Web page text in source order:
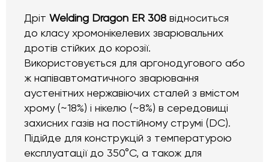
Дріт Welding Dragon ER 308 відноситься
до класу хромонікелевих зварювальних
дротів стійких до корозії.
Використовується для аргонодугового або
ж напівавтоматичного зварювання
аустенітних нержавіючих сталей з вмістом
хрому (~18%) і нікелю (~8%) в середовищі
захисних газів на постійному струмі (DC).
Підійде для конструкцій з температурою
експлуатації до 350°C, а також для